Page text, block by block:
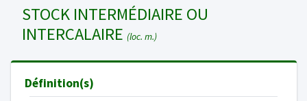
STOCK INTERMÉDIAIRE OU
INTERCALAIRE (loc. m.)
Définition(s)